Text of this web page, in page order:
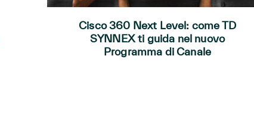
Cisco 360 Next Level: come TD
SYNNEX ti guida nel nuovo
Programma di Canale